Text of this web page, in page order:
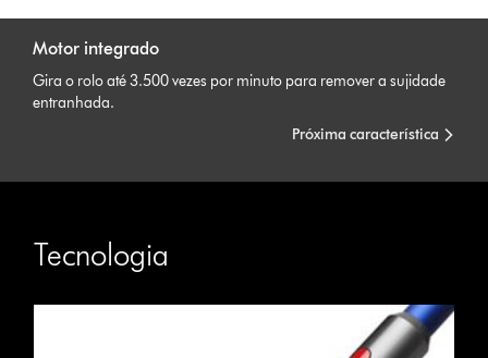
Motor integrado
Gira o rolo até 3.500 vezes por minuto para remover a sujidade
entranhada.
Próxima característica
Tecnologia